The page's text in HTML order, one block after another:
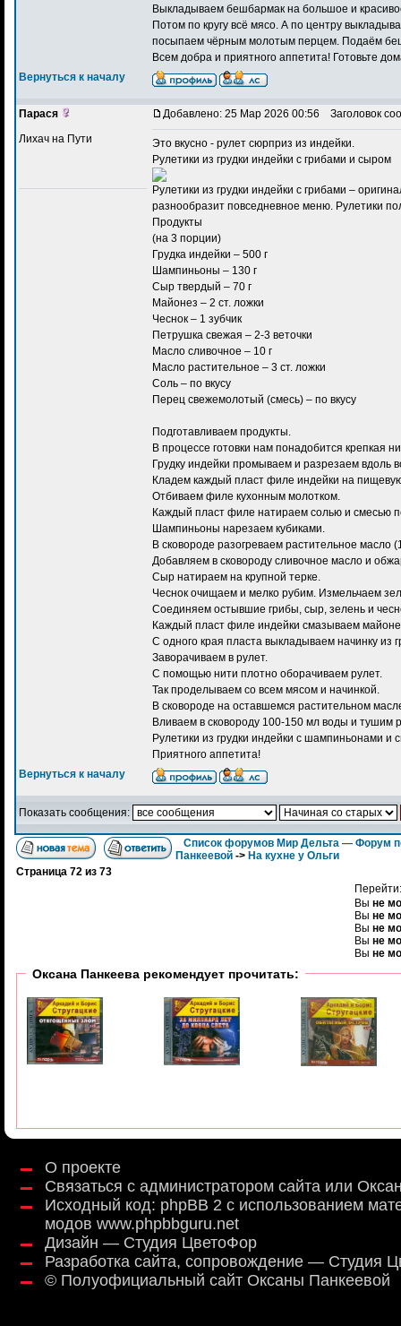
Выкладываем бешбармак на большое и
Потом по кругу всё мясо. А по центру
посыпаем чёрным молотым перцем. Подаём
Всем добра и приятного аппетита! Готовьте
Вернуться к началу
Парася
Лихач на Пути
Добавлено: 25 Мар 2026 00:56 Заголовок
Это вкусно - рулет сюрприз из индейки
Рулетики из грудки индейки с грибами и сыром
Рулетики из грудки индейки с грибами –
разнообразит повседневное меню. Рулетики
Продукты
(на 3 порции)
Грудка индейки – 500 г
Шампиньоны – 130 г
Cыр твердый – 70 г
Майонез – 2 ст. ложки
Чеснок – 1 зубчик
Петрушка свежая – 2-3 веточки
Масло сливочное – 10 г
Масло растительное – 3 ст. ложки
Соль – по вкусу
Перец свежемолотый (смесь) – по вкусу
Подготавливаем продукты.
В процессе готовки нам понадобится крепкая
Грудку индейки промываем и разрезаем вдоль
Кладем каждый пласт филе индейки на
Отбиваем филе кухонным молотком.
Каждый пласт филе натираем солью и смесью
Шампиньоны нарезаем кубиками.
В сковороде разогреваем растительное масло
Добавляем в сковороду сливочное масло и
Сыр натираем на крупной терке.
Чеснок очищаем и мелко рубим. Измельчаем
Соединяем остывшие грибы, сыр, зелень и
Каждый пласт филе индейки смазываем
С одного края пласта выкладываем начинку из
Заворачиваем в рулет.
С помощью нити плотно оборачиваем рулет.
Так проделываем со всем мясом и начинкой.
В сковороде на оставшемся растительном
Вливаем в сковороду 100-150 мл воды и тушим
Рулетики из грудки индейки с шампиньонами
Приятного аппетита!
Вернуться к началу
Показать сообщения:
Список форумов Мир Дельта — Форум
Панкеевой -> На кухне у Ольги
Страница 72 из 73
Вы не
Вы не
Вы не
Вы не
Вы не
Оксана Панкеева рекомендует прочитать:
О проекте
Связаться с администратором сайта или
Исходный код: phpBB 2 с использованием
модов www.phpbbguru.net
Дизайн — Студия ЦветоФор
Разработка сайта, сопровождение — Студия
© Полуофициальный сайт Оксаны Панкеевой